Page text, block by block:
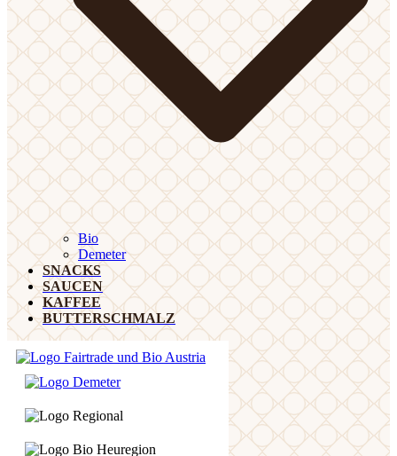
Bio
Demeter
SNACKS
SAUCEN
KAFFEE
BUTTERSCHMALZ